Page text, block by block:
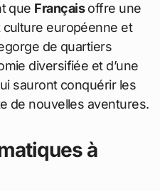
que Françaisoffre une
européenne et
de quartiers
diversifiée et d’une
sauront conquérir les
de nouvelles aventures.
à